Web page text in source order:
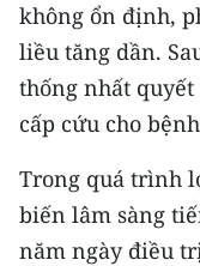
Media Pháp luật
Media Du lịch
Media Thế giới
Media Thể thao
Media Giáo dục
không ổn định,
liều tăng dần.
thống nhất
cấp cứu cho
Trong quá trình
biến lâm sàng
năm ngày điều